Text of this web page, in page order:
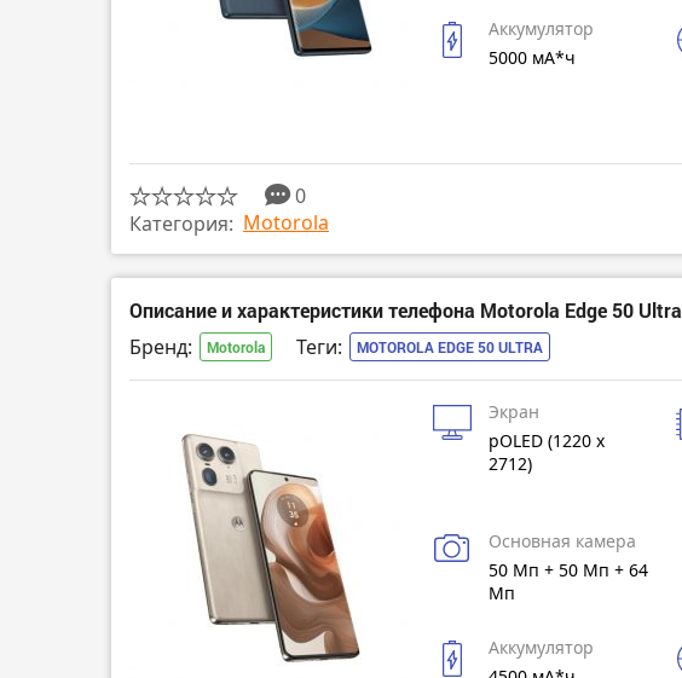
Аккумулятор
5000 мА*ч
0
Категория: Motorola
Описание и характеристики телефона Motorola Edge 50 Ultra
Бренд: Motorola Теги: MOTOROLA EDGE 50 ULTRA
Экран
pOLED (1220 x
2712)
Основная камера
50 Мп + 50 Мп + 64
Мп
Аккумулятор